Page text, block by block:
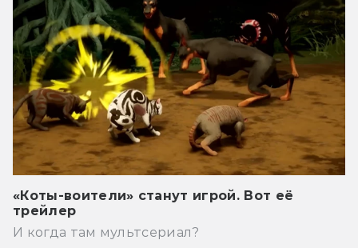
«Коты-воители» станут игрой. Вот её
трейлер
И когда там мультсериал?